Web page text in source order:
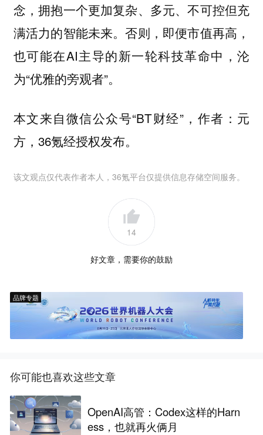
念，拥抱一个更加复杂、多元、不可控但充
满活力的智能未来。否则，即便市值再高，
也可能在AI主导的新一轮科技革命中，沦
为“优雅的旁观者”。
本文来自微信公众号“BT财经”，作者：元
方，36氪经授权发布。
该文观点仅代表作者本人，36氪平台仅提供信息存储空间服务。
14
好文章，需要你的鼓励
品牌专题
你可能也喜欢这些文章
OpenAI高管：Codex这样的Harn
ess，也就再火俩月